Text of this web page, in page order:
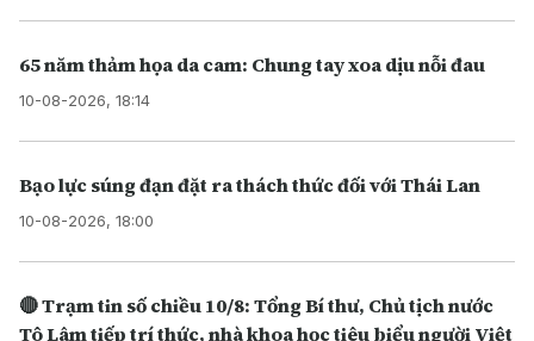
65 năm thảm họa da cam: Chung tay xoa dịu nỗi đau
10-08-2026, 18:14
Bạo lực súng đạn đặt ra thách thức đối với Thái Lan
10-08-2026, 18:00
🔴 Trạm tin số chiều 10/8: Tổng Bí thư, Chủ tịch nước
Tô Lâm tiếp trí thức, nhà khoa học tiêu biểu người Việt